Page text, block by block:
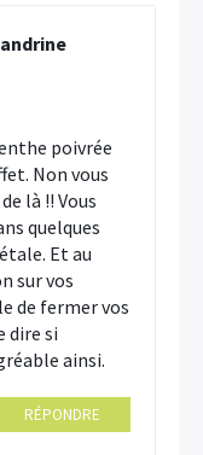
poivrée
Non vous
là !! Vous
quelques
Et au
sur vos
de fermer vos
dire si
ainsi.
RÉPONDRE